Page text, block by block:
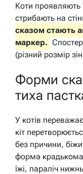
Коти проявляють
стрибають на
сказом стають
маркер.
(різний розмір
Форми
тиха
У котів
кіт
без причини,
форма
їжі, параліч